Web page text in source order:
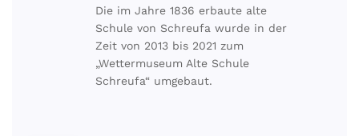
Die im Jahre 1836 erbaute alte
Schule von Schreufa wurde in der
Zeit von 2013 bis 2021 zum
„Wettermuseum Alte Schule
Schreufa“ umgebaut.